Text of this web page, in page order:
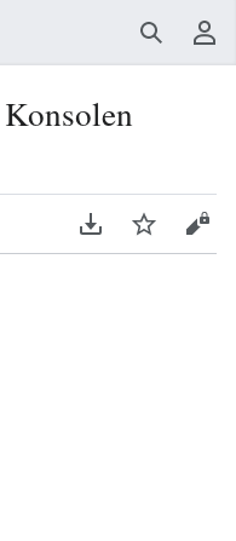
Suchen
PDF